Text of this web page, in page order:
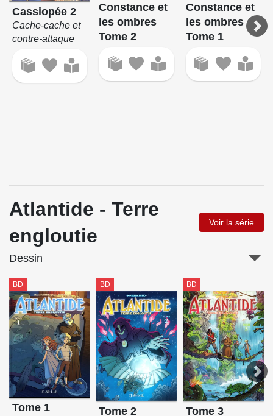
Cassiopée 2
Cache-cache et
contre-attaque
Constance et
les ombres
Tome 2
Constance et
les ombres
Tome 1
Atlantide - Terre
engloutie
Voir la série
Dessin
BD
Tome 1
BD
Tome 2
BD
Tome 3